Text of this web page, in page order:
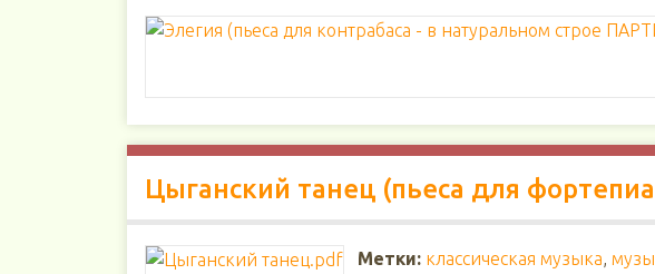
Цыганский танец (пьеса для
Метки: классическая музыка,